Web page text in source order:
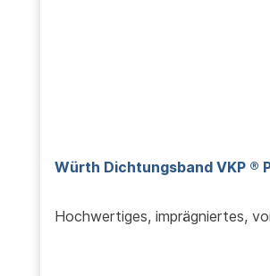
Würth Dichtungsband VKP ®
Hochwertiges, imprägniertes,